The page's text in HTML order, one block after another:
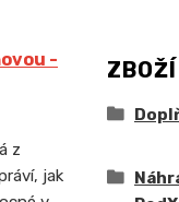
-
z
jak